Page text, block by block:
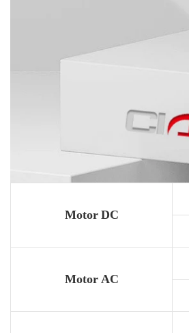
Motor DC
Motor AC